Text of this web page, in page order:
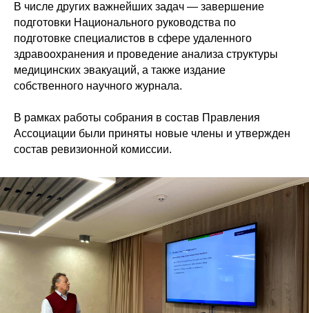
В числе других важнейших задач — завершение
подготовки Национального руководства по
подготовке специалистов в сфере удаленного
здравоохранения и проведение анализа структуры
медицинских эвакуаций, а также издание
собственного научного журнала.
В рамках работы собрания в состав Правления
Ассоциации были приняты новые члены и утвержден
состав ревизионной комиссии.
info@remhc.org
+7 (3822) 995-400
Политика в отношении обработки данных
Руководство
работы
Конференция Блог
ИНН:7017419794
Юридический адрес: 634050, Томская
обл., г. Томск, ул. Московский тракт, д. 23
ОГРН: 1177000100067